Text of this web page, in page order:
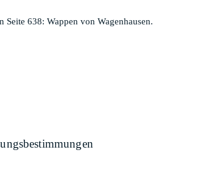
638: Wappen von Wagenhausen.